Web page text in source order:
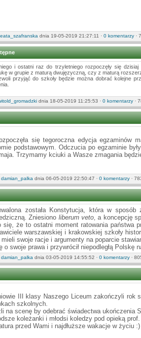
dnia 19-05-2019 21:27:11 · 0 komentarzy·
i ostatni raz do trzyletniego rozpoczęły się
w grupie z maturą dwujęzyczną, czy z maturą
przyjąć do szkoły będzie można dobrać kolejne
dnia 18-05-2019 11:25:53 · 0 komentarzy·
się tegoroczna edycja egzaminów
podstawowym. Odczucia po egzaminie
Trzymamy kciuki a Wasze zmagania
damian_palka dnia 06-05-2019 22:50:47 · 0 komentarzy ·
została Konstytucja, która w sposób
Zniesiono liberum veto, a koncepcję
się, że to ostatni moment ratowania państwa
warszawskiej i krakowskiej szkoły
swoje racje i argumenty na poparcie
o swoje prawa i przywrócił niepodległą Polskę
damian_palka dnia 03-05-2019 14:55:52 · 0 komentarzy ·
III klasy Naszego Liceum zakończyli rok
szkolnych.
na scenę by odebrać świadectwa ukończenia
koleżanki i młodsi koledzy pod opieką
przed Wami i najdłuższe wakacje w życiu :)